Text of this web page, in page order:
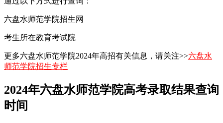
六盘水师范学院招生网
考生所在教育考试院
更多六盘水师范学院2024年高招有关信息，请关注>>六盘水
师范学院招生专栏
2024年六盘水师范学院高考录取结果查询
时间